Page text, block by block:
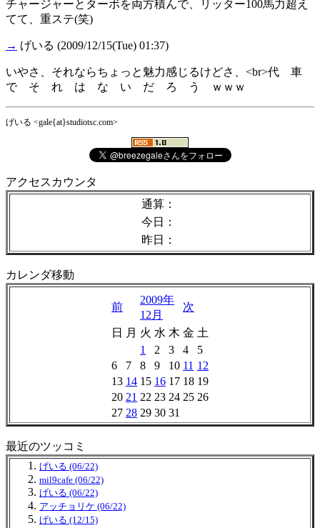
チャージャーとターボを両方積んで、リッター100馬力超え
てて、重ステ(笑)
→ げいる (2009/12/15(Tue) 01:37)
いやさ、それならちょっと魅力感じるけどさ、<br>代 車
で そ れ は な い だ ろ う ｗｗｗ
げいる <gale{at}studiotsc.com>
アクセスカウンタ
通算：
今日：
昨日：
カレンダ移動
前
2009年
12月
次
日 月 火 水 木 金 土
1
2 3 4
5
6
7 8 9 10 11 12
13 14 15 16 17 18 19
20 21 22 23 24 25 26
27 28 29 30 31
最近のツッコミ
げいる (06/22)
mil9cafe (06/22)
げいる (06/22)
アッチョリケ (06/22)
げいる (12/15)